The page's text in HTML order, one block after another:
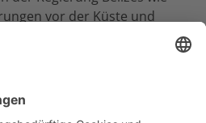
vor der Küste und
hat sich das Ökosystem
An den Korallenriffen und
Seekühe sind hier